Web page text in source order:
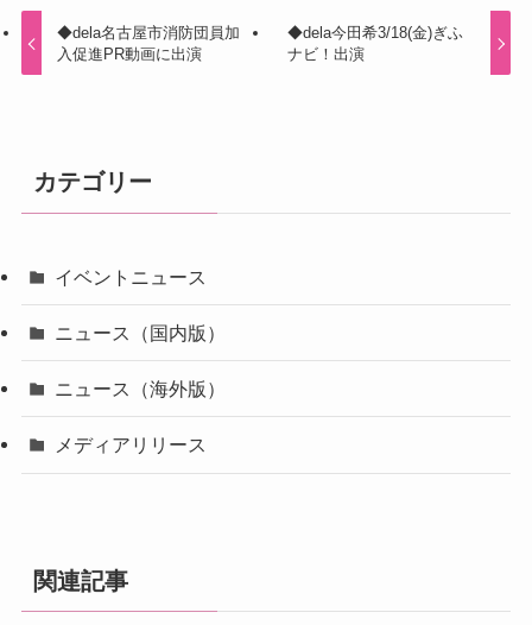
◆dela名古屋市消防団員加
入促進PR動画に出演
◆dela今田希3/18(金)ぎふ
ナビ！出演
カテゴリー
イベントニュース
ニュース（国内版）
ニュース（海外版）
メディアリリース
関連記事